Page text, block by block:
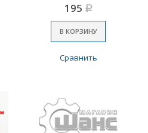
195 Р
В КОРЗИНУ
Сравнить